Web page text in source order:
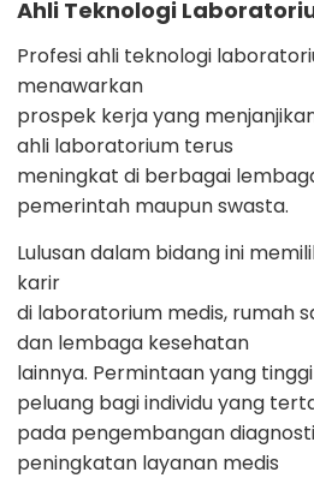
Ahli Teknologi
Profesi ahli teknologi
menawarkan
prospek kerja yang
ahli laboratorium terus
meningkat di berbagai
pemerintah maupun swasta.
Lulusan dalam bidang ini
karir
di laboratorium medis, rumah
dan lembaga kesehatan
lainnya. Permintaan yang
peluang bagi individu yang
pada pengembangan
peningkatan layanan medis